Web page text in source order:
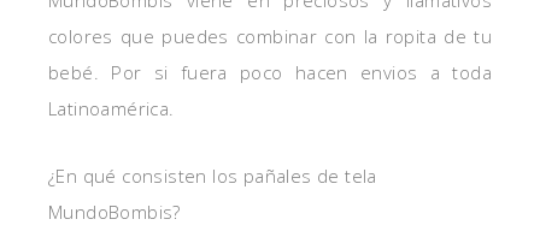
colores que puedes combinar con la ropita de tu
bebé. Por si fuera poco hacen envios a toda
Latinoamérica.
¿En qué consisten los pañales de tela
MundoBombis?